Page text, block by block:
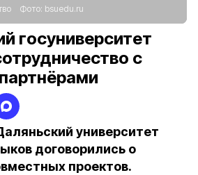
Фото: bsuedu.ru
госуниверситет
с
университет
договорились о
проектов.